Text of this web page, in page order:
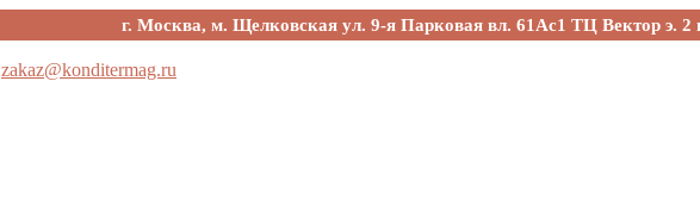
г. Москва, м. Щелковская ул. 9-я Парковая вл. 61Ас1 ТЦ Вектор э. 2
zakaz@konditermag.ru